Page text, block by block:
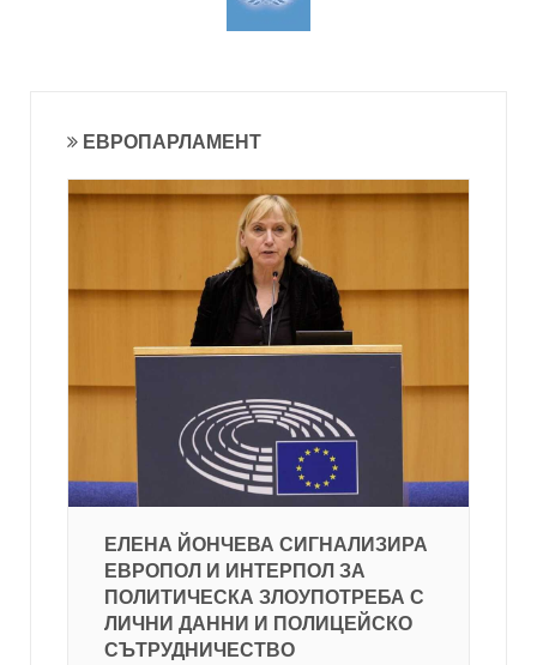
ЕВРОПАРЛАМЕНТ
ЕЛЕНА ЙОНЧЕВА СИГНАЛИЗИРА
ЕВРОПОЛ И ИНТЕРПОЛ ЗА
ПОЛИТИЧЕСКА ЗЛОУПОТРЕБА С
ЛИЧНИ ДАННИ И ПОЛИЦЕЙСКО
СЪТРУДНИЧЕСТВО